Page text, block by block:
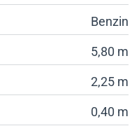
Benzin
5,80 m
2,25 m
0,40 m